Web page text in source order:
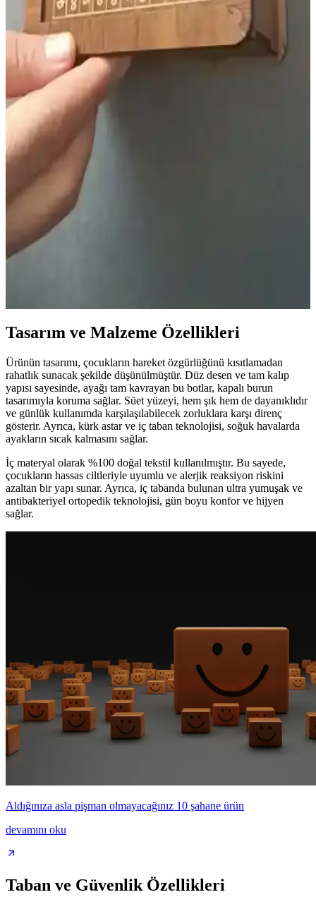
Sağlıklı ve Çocuklara Uygun Atıştırmalık
Seçenekleri Günlük Tüketim İpuçlarıyla
Sağlıklı ve çocuklara uygun atıştırmalıklar, düşük şeker ve katkısız
ürünlerle günlük beslenmede güvenle tüketilebilir. Doğal ve taze
ürünler tercih edilerek sağlıklı yaşam desteklenir.
Çocuklar İçin Lazımlık Seçenekleri ve Püf
Noktaları: Modeller, Fiyatlar ve Satın Alma İpuçları
Çocuklar için lazımlık seçiminde modeller, fiyatlar ve güvenlik ön
plandadır. Taşınabilir, katlanır ve klozet tipi seçenekler ebeveynlere
pratik çözümler sunar, eğlenceli tasarımlar ise eğitim sürecini
kolaylaştırır.
Hedef Kumbara ile Çocuklarda Finansal
Okuryazarlık ve Tasarruf Alışkanlığı Geliştirme
Tasarım ve Malzeme Özellikleri
Ürünün tasarımı, çocukların hareket özgürlüğünü kısıtlamadan
rahatlık sunacak şekilde düşünülmüştür. Düz desen ve tam kalıp
yapısı sayesinde, ayağı tam kavrayan bu botlar, kapalı burun
tasarımıyla koruma sağlar. Süet yüzeyi, hem şık hem de dayanıklıdır
ve günlük kullanımda karşılaşılabilecek zorluklara karşı direnç
gösterir. Ayrıca, kürk astar ve iç taban teknolojisi, soğuk havalarda
ayakların sıcak kalmasını sağlar.
İç materyal olarak %100 doğal tekstil kullanılmıştır. Bu sayede,
çocukların hassas ciltleriyle uyumlu ve alerjik reaksiyon riskini
azaltan bir yapı sunar. Ayrıca, iç tabanda bulunan ultra yumuşak ve
antibakteriyel ortopedik teknolojisi, gün boyu konfor ve hijyen
sağlar.
Aldığınıza asla pişman olmayacağınız 10 şahane ürün
devamını oku
Taban ve Güvenlik Özellikleri